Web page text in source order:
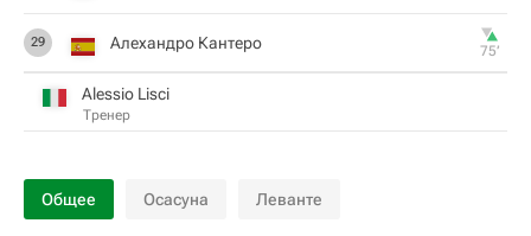
29 Алехандро Кантеро 75‎’‎
Alessio Lisci
Тренер
Общее Осасуна Леванте